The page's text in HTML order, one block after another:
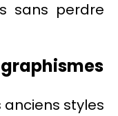
sans perdre
styles